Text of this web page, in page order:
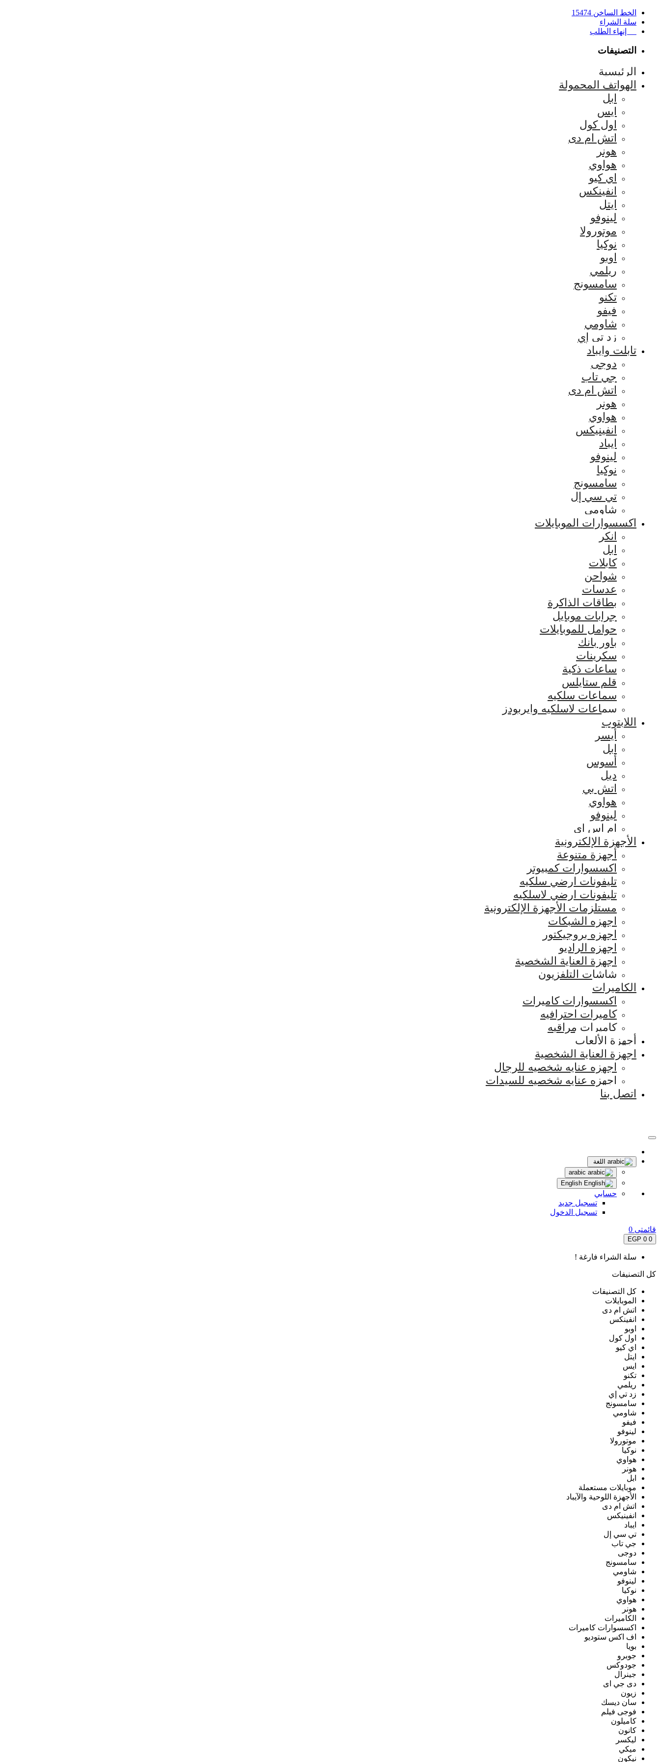
الخط الساخن 15474
سلة الشراء
إنهاء الطلب
التصنيفات
الرئيسية
الهواتف المحمولة
ابل
ايس
اول كول
اتش ام دى
هونر
هواوي
اي كيو
انفينكس
ايتل
لينوفو
موتورولا
نوكيا
اوبو
ريلمي
سامسونج
تكنو
فيفو
شاومي
زد تي إي
تابلت وايباد
دوجى
جي تاب
اتش ام دى
هونر
هواوي
انفينيكس
ايباد
لينوفو
نوكيا
سامسونج
تي سي إل
شاومي
اكسسوارات الموبايلات
انكر
ابل
كابلات
شواحن
عدسات
بطاقات الذاكرة
جرابات موبايل
حوامل للموبايلات
باور بانك
سكرينات
ساعات ذكية
قلم ستايلس
سماعات سلكيه
سماعات لاسلكيه وايربودز
اللابتوب
أيسر
ابل
أسوس
ديل
اتش بي
هواوي
لينوفو
ام اس اي
الأجهزة الإلكترونية
أجهزة متنوعة
اكسسوارات كمبيوتر
تليفونات ارضي سلكيه
تليفونات ارضي لاسلكيه
مستلزمات الأجهزة الإلكترونية
اجهزه الشبكات
اجهزه بروجيكتور
اجهزه الراديو
اجهزة العناية الشخصية
شاشات التلفزيون
الكاميرات
اكسسوارات كاميرات
كاميرات احترافيه
كاميرات مراقبه
أجهزة الألعاب
اجهزة العناية الشخصية
اجهزه عنايه شخصيه للرجال
اجهزه عنايه شخصيه للسيدات
اتصل بنا
اللغة
حسابي
تسجيل جديد
تسجيل الدخول
قائمتى 0
0
0 EGP
سلة الشراء فارغة !
كل التصنيفات
كل التصنيفات
الموبايلات
اتش ام دى
انفينكس
اوبو
اول كول
اي كيو
ايتل
ايس
تكنو
ريلمي
زد تي إي
سامسونج
شاومي
فيفو
لينوفو
موتورولا
نوكيا
هواوي
هونر
ابل
موبايلات مستعملة
الأجهزة اللوحية والآيباد
اتش ام دى
انفينيكس
ايباد
تي سي إل
جي تاب
دوجى
سامسونج
شاومي
لينوفو
نوكيا
هواوي
هونر
الكاميرات
اكسسوارات كاميرات
اف اكس ستوديو
بويا
جوبرو
جودوكس
جينرال
دى جي اى
زيون
سان ديسك
فوجى فيلم
كاميلون
كانون
ليكسر
ميكي
نيكون